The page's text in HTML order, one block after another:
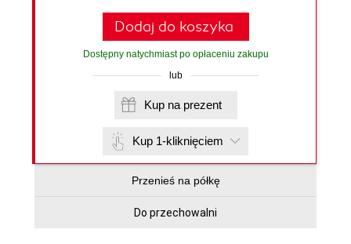
Dodaj do koszyka
Dostępny natychmiast po opłaceniu zakupu
lub
Kup na prezent
Kup 1-kliknięciem
Przenieś na półkę
Do przechowalni